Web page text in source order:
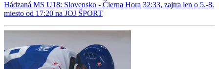
Hádzaná MS U18: Slovensko - Čierna Hora 32:33, zajtra len o 5.-8.
miesto od 17:20 na JOJ ŠPORT